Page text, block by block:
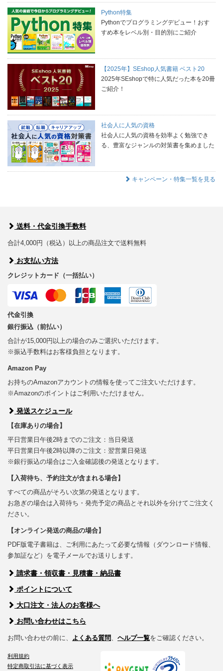
Python特集
Pythonでプログラミングデビュー！おす
すめ本をレベル別・目的別にご紹介
【2025年】SEshop人気書籍 ベスト20
2025年SEshopで特に人気だった本を20冊
ご紹介！
社会人に人気の資格
社会人に人気の資格を効率よく勉強でき
る、豊富なジャンルの対策書を集めました
キャンペーン・特集一覧を見る
送料・代金引換手数料
合計4,000円（税込）以上の商品注文で送料無料
お支払い方法
クレジットカード（一括払い）
代金引換
銀行振込（前払い）
合計が15,000円以上の場合のみご選択いただけます。
※振込手数料はお客様負担となります。
Amazon Pay
お持ちのAmazonアカウントの情報を使ってご注文いただけます。
※Amazonのポイントはご利用いただけません。
発送スケジュール
【在庫ありの場合】
平日営業日午後2時までのご注文：当日発送
平日営業日午後2時以降のご注文：翌営業日発送
※銀行振込の場合はご入金確認後の発送となります。
【入荷待ち、予約注文が含まれる場合】
すべての商品がそろい次第の発送となります。
お急ぎの場合は入荷待ち・発売予定の商品とそれ以外を分けてご注文く
ださい。
【オンライン発送の商品の場合】
PDF版電子書籍は、ご利用にあたって必要な情報（ダウンロード情報、
参加証など）を電子メールでお送りします。
請求書・領収書・見積書・納品書
ポイントについて
大口注文・法人のお客様へ
お問い合わせはこちら
お問い合わせの前に、 よくある質問、 ヘルプ一覧をご確認ください。
利用規約
特定商取引法に基づく表示